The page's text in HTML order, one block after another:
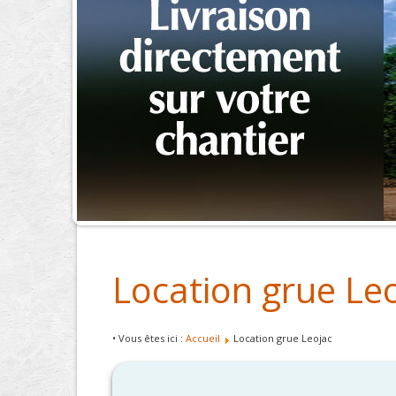
Location grue
• Vous êtes ici : Accueil Location grue Leojac